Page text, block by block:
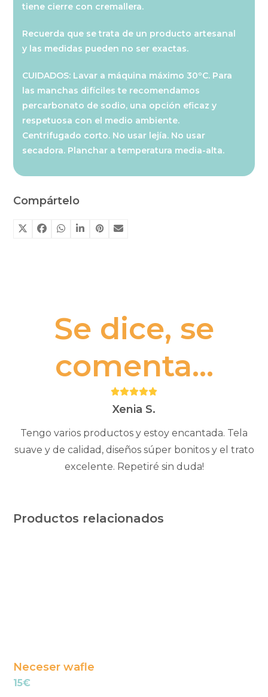
tiene cierre con cremallera.
Recuerda que se trata de un producto artesanal
y las medidas pueden no ser exactas.
CUIDADOS: Lavar a máquina máximo 30ºC. Para
las manchas difíciles te recomendamos
percarbonato de sodio, una opción eficaz y
respetuosa con el medio ambiente.
Centrifugado corto. No usar lejía. No usar
secadora. Planchar a temperatura media-alta.
Compártelo
Se dice, se
comenta...
Puntuación:
5Xenia S.
Tengo varios productos y estoy encantada. Tela
suave y de calidad, diseños súper bonitos y el trato
excelente. Repetiré sin duda!
Productos relacionados
Neceser wafle
15€
se
pueden